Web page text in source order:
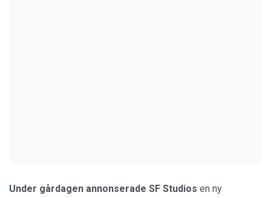
Under gårdagen annonserade SF Studios en ny